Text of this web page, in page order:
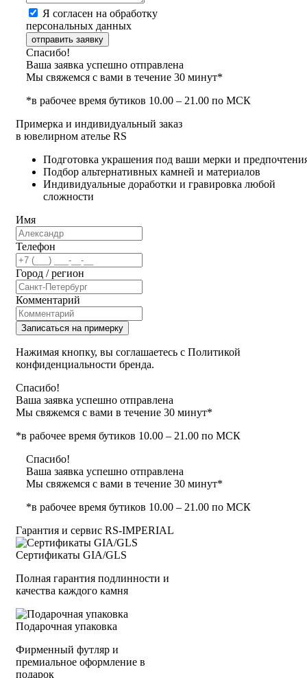
Я согласен на обработку
персональных данных
отправить заявку
Спасибо!
Ваша заявка успешно отправлена
Мы свяжемся с вами в течение 30 минут*
*в рабочее время бутиков 10.00 – 21.00 по МСК
Примерка и индивидуальный заказ
в ювелирном ателье RS
Подготовка украшения под ваши мерки и
Подбор альтернативных камней и материалов
Индивидуальные доработки и гравировка любой
сложности
Имя
Телефон
Город / регион
Комментарий
Записаться на примерку
Нажимая кнопку, вы соглашаетесь с Политикой
конфиденциальности бренда.
Спасибо!
Ваша заявка успешно отправлена
Мы свяжемся с вами в течение 30 минут*
*в рабочее время бутиков 10.00 – 21.00 по МСК
Спасибо!
Ваша заявка успешно отправлена
Мы свяжемся с вами в течение 30 минут*
*в рабочее время бутиков 10.00 – 21.00 по МСК
Гарантия и сервис RS‑IMPERIAL
Сертификаты GIA/GLS
Полная гарантия подлинности и
качества каждого камня
Подарочная упаковка
Фирменный футляр и
премиальное оформление в
подарок